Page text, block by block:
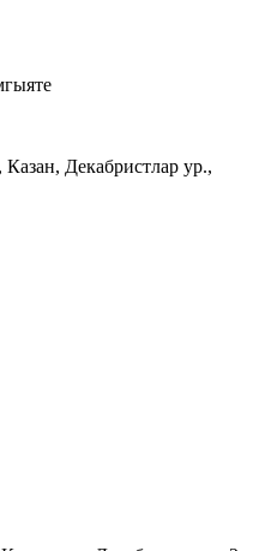
Декабристлар ур.,